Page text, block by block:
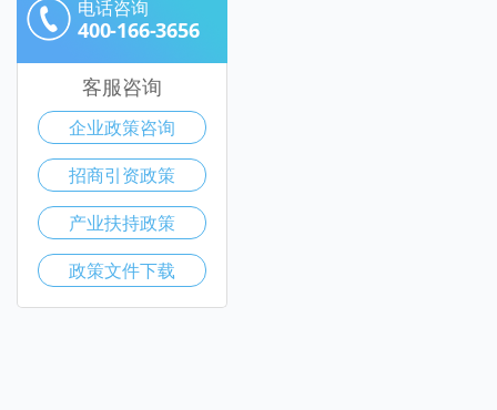
电话咨询
400-166-3656
客服咨询
企业政策咨询
招商引资政策
产业扶持政策
政策文件下载